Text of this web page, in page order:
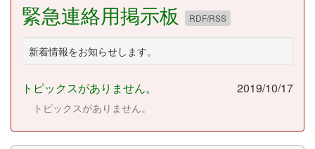
緊急連絡用掲示板 RDF/RSS
新着情報をお知らせします。
トピックスがありません。 2019/10/17
トピックスがありません。